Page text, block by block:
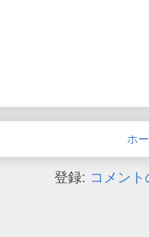
ホ
登録: コメン